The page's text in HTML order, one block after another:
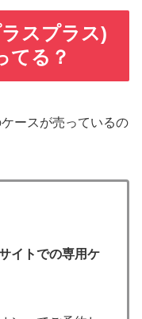
スプラス)
てる？
ースが売っているの
イトでの専用ケ